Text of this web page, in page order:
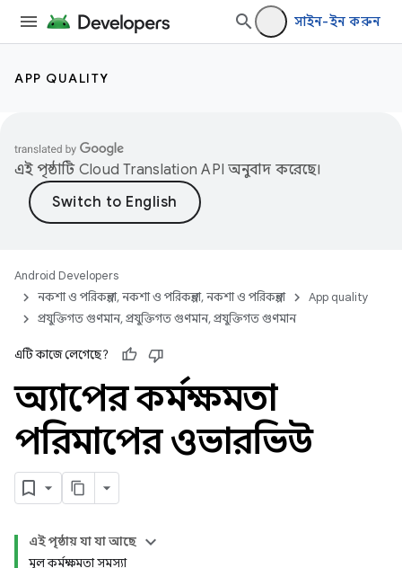
সাইন-ইন করুন
APP QUALITY
এই পৃষ্ঠাটি Cloud Translation API অনুবাদ করেছে।
Android Developers
নকশা ও পরিকল্পনা, নকশা ও পরিকল্পনা, নকশা ও পরিকল্পনা
App quality
প্রযুক্তিগত গুণমান, প্রযুক্তিগত গুণমান, প্রযুক্তিগত গুণমান
এটি কাজে লেগেছে?
অ্যাপের কর্মক্ষমতা
পরিমাপের ওভারভিউ
এই পৃষ্ঠায় যা যা আছে
মূল কর্মক্ষমতা সমস্যা